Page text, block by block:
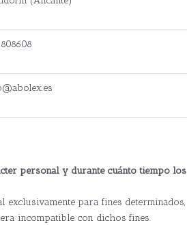
personal y durante cuánto tiempo los
para fines determinados,
incompatible con dichos fines.